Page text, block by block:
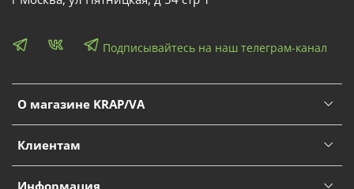
О магазине KRAP/VA
Клиентам
Подписывайтесь на наш телеграм-канал